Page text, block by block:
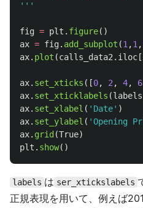
'''
fig = plt . figure()
ax = fig. add_subplot (1 ,1 ,
ax. plot (calls_data2 . iloc
ax. set_xticks ([0, 2 , 4, 6
ax. set_xticklabels (labels
ax. set_xlabel ( ' Date' )
ax. set_ylabel ( 'Opening
ax. grid (True)
plt . show()
labels は ser_xtickslabels
正規表現を用いて、例えば